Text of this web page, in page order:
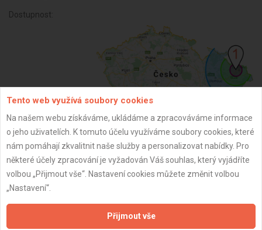
Dostupnost:
ZPĚT
Tento web využívá soubory cookies
Na našem webu získáváme, ukládáme a zpracováváme informace
o jeho uživatelích. K tomuto účelu využíváme soubory cookies, které
nám pomáhají zkvalitnit naše služby a personalizovat nabídky. Pro
některé účely zpracování je vyžadován Váš souhlas, který vyjádříte
volbou „Přijmout vše“. Nastavení cookies můžete změnit volbou
„Nastavení“.
Přijmout vše